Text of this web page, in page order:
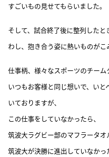
すごいもの見せてもらいました。
そして、試合終了後に整列した
わし、抱き合う姿に熱いものが
仕事柄、様々なスポーツのチーム
いつもお客様と同じ想いで、い
いておりますが、
この仕事をしていなかったら、
筑波大ラグビー部のマフラータオ
筑波大が決勝に進出していなかっ